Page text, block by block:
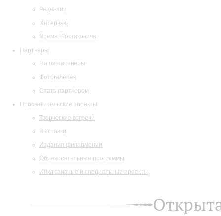
Рецензии
Интервью
Время Шостаковича
Партнеры
Наши партнеры
Фотогалерея
Стать партнером
Просветительские проекты
Творческие встречи
Выставки
Издания филармонии
Образовательные программы
Инклюзивные и специальные проекты